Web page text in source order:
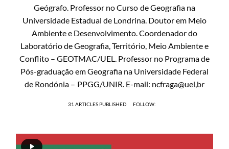
Geógrafo. Professor no Curso de Geografia na
Universidade Estadual de Londrina. Doutor em Meio
Ambiente e Desenvolvimento. Coordenador do
Laboratório de Geografia, Território, Meio Ambiente e
Conflito – GEOTMAC/UEL. Professor no Programa de
Pós-graduação em Geografia na Universidade Federal
de Rondónia – PPGG/UNIR. E-mail: ncfraga@uel,br
31 ARTICLES PUBLISHED FOLLOW: